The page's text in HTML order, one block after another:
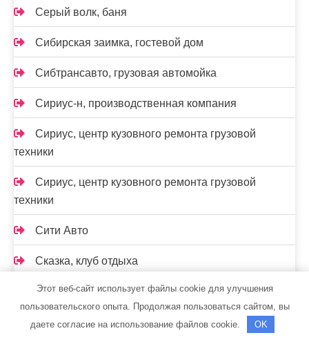
Серый волк, баня
Сибирская заимка, гостевой дом
Сибтрансавто, грузовая автомойка
Сириус-н, производственная компания
Сириус, центр кузовного ремонта грузовой
техники
Сириус, центр кузовного ремонта грузовой
техники
Сити Авто
Сказка, клуб отдыха
Скиф, автомойка
Скиф, автомойка
Этот веб-сайт использует файлы cookie для улучшения
пользовательского опыта. Продолжая пользоваться сайтом, вы
даете согласие на использование файлов cookie.
OK